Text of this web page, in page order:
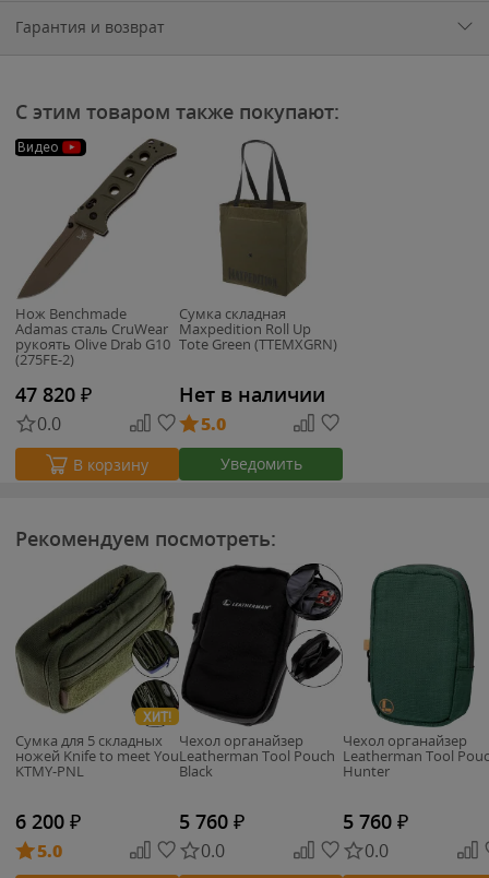
Гарантия и возврат
С этим товаром также покупают:
Видео
Нож Benchmade
Adamas сталь CruWear
рукоять Olive Drab G10
(275FE-2)
47 820 ₽
0.0
В корзину
Сумка складная
Maxpedition Roll Up
Tote Green (TTEMXGRN)
Нет в наличии
5.0
Уведомить
Рекомендуем посмотреть:
ХИТ!
Сумка для 5 складных
ножей Knife to meet You
KTMY-PNL
6 200 ₽
5.0
Чехол органайзер
Leatherman Tool Pouch
Black
5 760 ₽
0.0
Чехол органайзер
Leatherman Tool
Hunter
5 760 ₽
0.0